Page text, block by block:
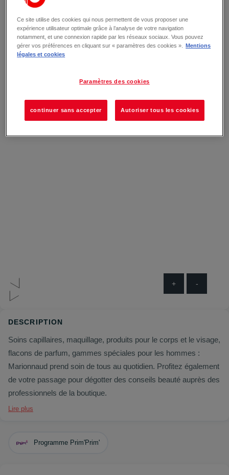
+ -
DESCRIPTION
Soins capillaires, maquillage, produits pour le corps et le visage,
flacons de parfum, gammes spéciales pour les hommes :
Marionnaud prend soin de tous au quotidien. Profitez également
de votre passage pour dégotter des conseils beauté auprès des
professionnels de la boutique.
Lire plus
Programme Prim'Prim'
Ce site utilise des cookies qui nous permettent de vous proposer une
expérience utilisateur optimale grâce à l’analyse de votre navigation
notamment, et une connexion rapide par les réseaux sociaux. Vous pouvez
gérer vos préférences en cliquant sur « paramètres des cookies ».
Mentions
légales et cookies
Paramètres des cookies
continuer sans accepter Autoriser tous les cookies